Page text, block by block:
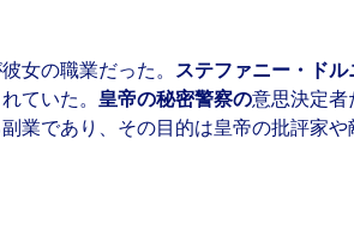
女の職業だった。 ステファニー・ド
ていた。皇帝の秘密警察の意思決定
業であり、その目的は皇帝の批評家